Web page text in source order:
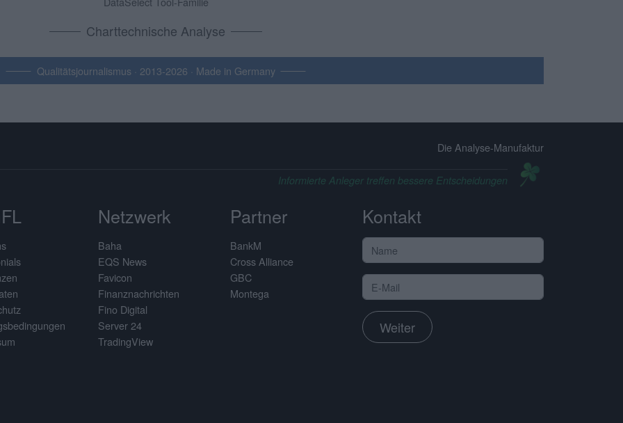
Charttechnische Analyse
Qualitätsjournalismus · 2013-2026 · Made in Germany
Die Analyse-Manufaktur
Informierte Anleger treffen bessere Entscheidungen
Netzwerk
Baha
EQS News
Favicon
Finanznachrichten
Fino Digital
Server 24
TradingView
Partner
BankM
Cross Alliance
GBC
Montega
Kontakt
Weiter